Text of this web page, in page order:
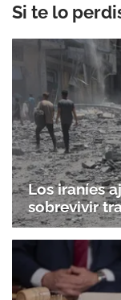
Si te lo
Los iraníes
sobrevivir